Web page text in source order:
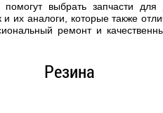
выбрать запчасти
их аналоги, которые также
ремонт и
Резина